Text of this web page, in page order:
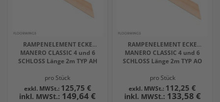
RAMPENELEMENT ECKE
MANERO CLASSIC 4 und 6
SCHLOSS Länge 2m TYP AH
pro Stück
149,64 €
125,75 €
RAMPENELEMENT ECKE
MANERO CLASSIC 4 und 6
SCHLOSS Länge 2m TYP AO
pro Stück
133,58 €
112,25 €